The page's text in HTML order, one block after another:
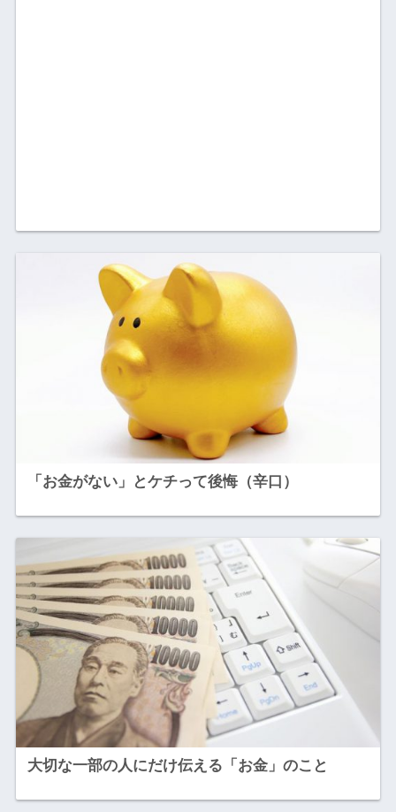
「お金がない」とケチって後悔（辛口）
大切な一部の人にだけ伝える「お金」のこと